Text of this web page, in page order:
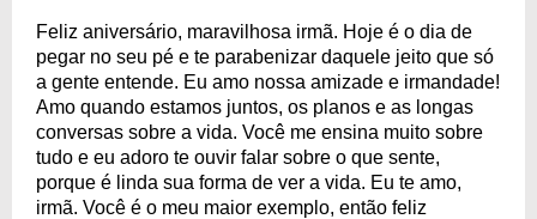
Feliz aniversário, maravilhosa irmã. Hoje é o dia de
pegar no seu pé e te parabenizar daquele jeito que só
a gente entende. Eu amo nossa amizade e irmandade!
Amo quando estamos juntos, os planos e as longas
conversas sobre a vida. Você me ensina muito sobre
tudo e eu adoro te ouvir falar sobre o que sente,
porque é linda sua forma de ver a vida. Eu te amo,
irmã. Você é o meu maior exemplo, então feliz